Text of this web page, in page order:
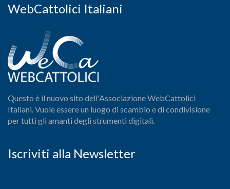
WebCattolici Italiani
Questo è il nuovo sito dell'Associazione WebCattolici
Italiani. Vuole essere un luogo di scambio e di condivisione
per tutti gli amanti degli strumenti digitali.
Iscriviti alla Newsletter